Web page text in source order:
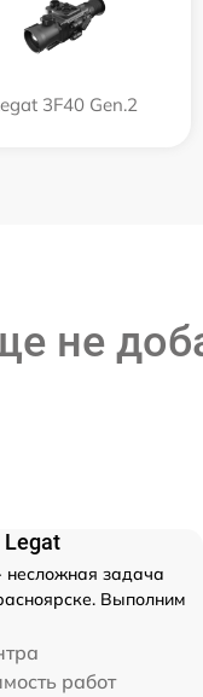
3F40 Gen.2
не
задача
Выполним
работ